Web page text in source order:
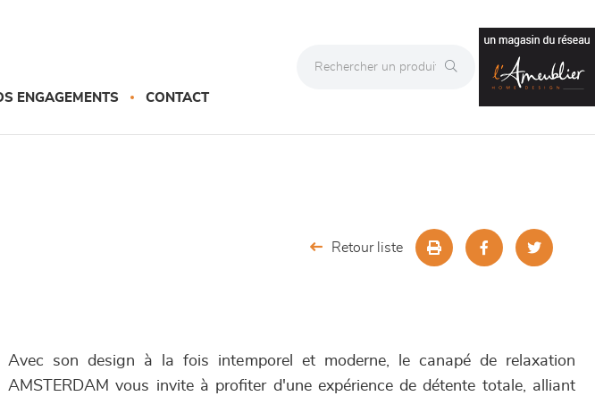
ENGAGEMENTS CONTACT
Retour liste
Avec son design à la fois intemporel et moderne, le canapé de relaxation
AMSTERDAM vous invite à profiter d'une expérience de détente totale, alliant